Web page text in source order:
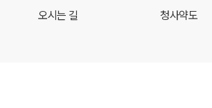
오시는 길 청사약도